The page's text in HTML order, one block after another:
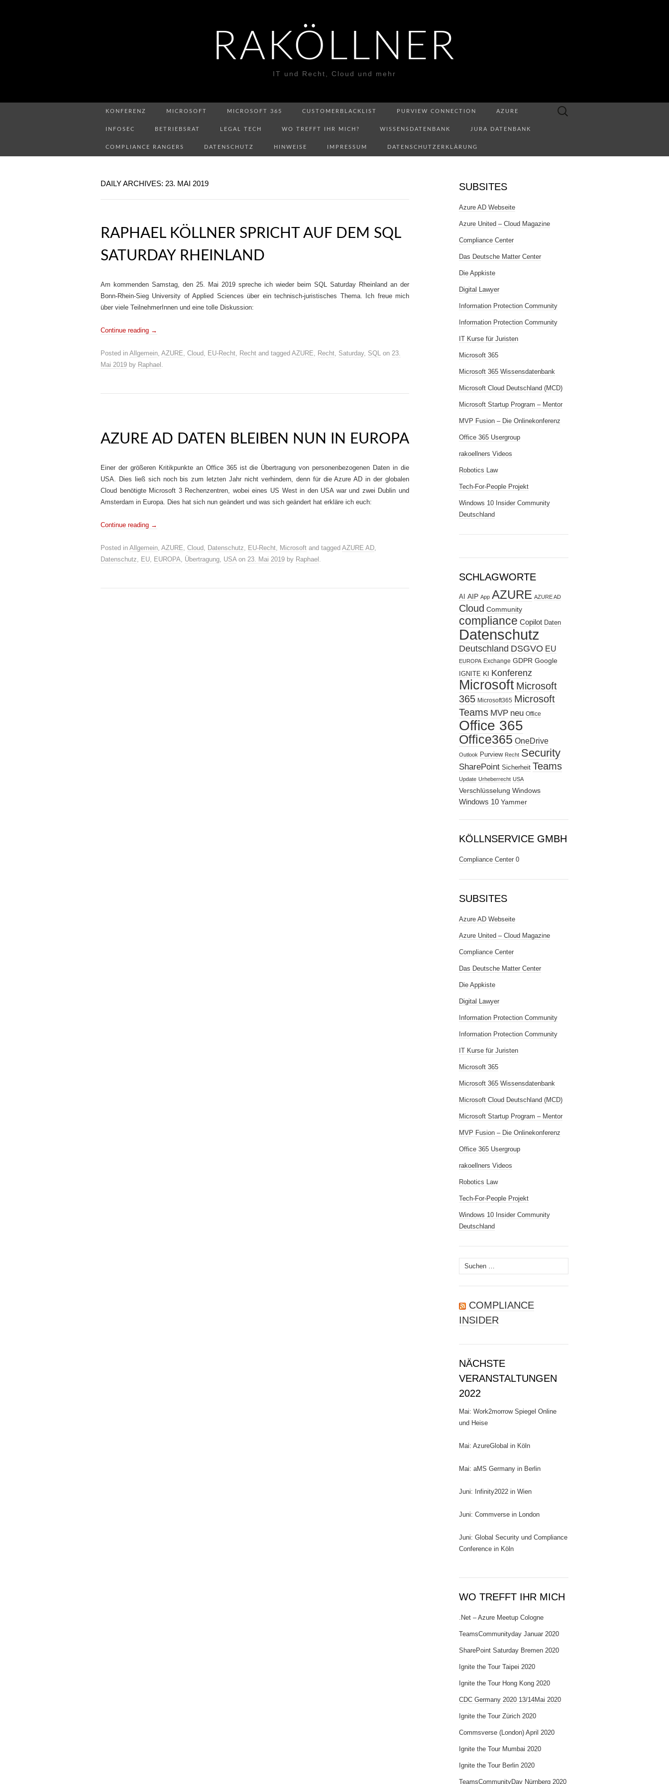
RAKÖLLNER
IT und Recht, Cloud und mehr
KONFERENZ MICROSOFT MICROSOFT 365 CUSTOMERBLACKLIST PURVIEW CONNECTION AZURE
INFOSEC BETRIEBSRAT LEGAL TECH WO TREFFT IHR MICH? WISSENSDATENBANK JURA DATENBANK
COMPLIANCE RANGERS DATENSCHUTZ HINWEISE IMPRESSUM DATENSCHUTZERKLÄRUNG
Suchen
DAILY ARCHIVES: 23. MAI 2019
RAPHAEL KÖLLNER SPRICHT AUF DEM SQL
SATURDAY RHEINLAND
Am kommenden Samstag, den 25. Mai 2019 spreche ich wieder beim SQL Saturday Rheinland an der
Bonn-Rhein-Sieg University of Applied Sciences über ein technisch-juristisches Thema. Ich freue mich
über viele TeilnehmerInnen und eine tolle Diskussion:
Continue reading →
Posted in Allgemein, AZURE, Cloud, EU-Recht, Recht and tagged AZURE, Recht, Saturday, SQL on 23.
Mai 2019 by Raphael .
AZURE AD DATEN BLEIBEN NUN IN EUROPA
Einer der größeren Kritikpunkte an Office 365 ist die Übertragung von personenbezogenen Daten in die
USA. Dies ließ sich noch bis zum letzten Jahr nicht verhindern, denn für die Azure AD in der globalen
Cloud benötigte Microsoft 3 Rechenzentren, wobei eines US West in den USA war und zwei Dublin und
Amsterdam in Europa. Dies hat sich nun geändert und was sich geändert hat erkläre ich euch:
Continue reading →
Posted in Allgemein, AZURE, Cloud, Datenschutz, EU-Recht, Microsoft and tagged AZURE AD,
Datenschutz, EU, EUROPA, Übertragung, USAon 23. Mai 2019 by Raphael .
SUBSITES
Azure AD Webseite
Azure United – Cloud Magazine
Compliance Center
Das Deutsche Matter Center
Die Appkiste
Digital Lawyer
Information Protection Community
Information Protection Community
IT Kurse für Juristen
Microsoft 365
Microsoft 365 Wissensdatenbank
Microsoft Cloud Deutschland (MCD)
Microsoft Startup Program – Mentor
MVP Fusion – Die Onlinekonferenz
Office 365 Usergroup
rakoellners Videos
Robotics Law
Tech-For-People Projekt
Windows 10 Insider Community
Deutschland
SCHLAGWORTE
AI AIP App AZURE AZURE AD
Cloud Community
compliance Copilot Daten
Datenschutz
Deutschland DSGVO EU
EUROPA Exchange GDPR Google
IGNITE KI Konferenz
Microsoft Microsoft
365 Microsoft365 Microsoft
Teams MVP neu Office
Office 365
Office365 OneDrive
Outlook Purview Recht Security
SharePoint Sicherheit Teams
Update Urheberrecht USA
Verschlüsselung Windows
Windows 10 Yammer
KÖLLNSERVICE GMBH
Compliance Center 0
SUBSITES
Azure AD Webseite
Azure United – Cloud Magazine
Compliance Center
Das Deutsche Matter Center
Die Appkiste
Digital Lawyer
Information Protection Community
Information Protection Community
IT Kurse für Juristen
Microsoft 365
Microsoft 365 Wissensdatenbank
Microsoft Cloud Deutschland (MCD)
Microsoft Startup Program – Mentor
MVP Fusion – Die Onlinekonferenz
Office 365 Usergroup
rakoellners Videos
Robotics Law
Tech-For-People Projekt
Windows 10 Insider Community
Deutschland
Suchen
nach:
COMPLIANCE
INSIDER
NÄCHSTE
VERANSTALTUNGEN
2022
Mai: Work2morrow Spiegel Online
und Heise
Mai: AzureGlobal in Köln
Mai: aMS Germany in Berlin
Juni: Infinity2022 in Wien
Juni: Commverse in London
Juni: Global Security und Compliance
Conference in Köln
WO TREFFT IHR MICH
.Net – Azure Meetup Cologne
TeamsCommunityday Januar 2020
SharePoint Saturday Bremen 2020
Ignite the Tour Taipei 2020
Ignite the Tour Hong Kong 2020
CDC Germany 2020 13/14Mai 2020
Ignite the Tour Zürich 2020
Commsverse (London) April 2020
Ignite the Tour Mumbai 2020
Ignite the Tour Berlin 2020
TeamsCommunityDay Nürnberg 2020